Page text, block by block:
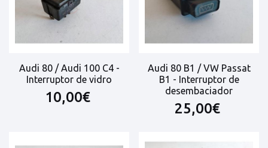
Audi 80 / Audi 100 C4 -
Interruptor de vidro
10,00€
Audi 80 B1 / VW Passat
B1 - Interruptor de
desembaciador
25,00€